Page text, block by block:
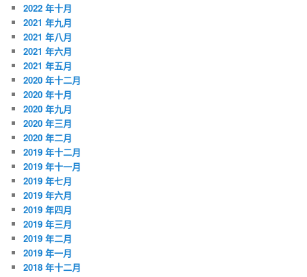
2022 年十月
2021 年九月
2021 年八月
2021 年六月
2021 年五月
2020 年十二月
2020 年十月
2020 年九月
2020 年三月
2020 年二月
2019 年十二月
2019 年十一月
2019 年七月
2019 年六月
2019 年四月
2019 年三月
2019 年二月
2019 年一月
2018 年十二月